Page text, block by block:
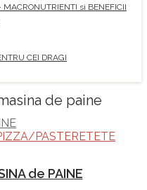
si BENEFICII
CEI DRAGI
de paine
PASTERETETE
de PAINE